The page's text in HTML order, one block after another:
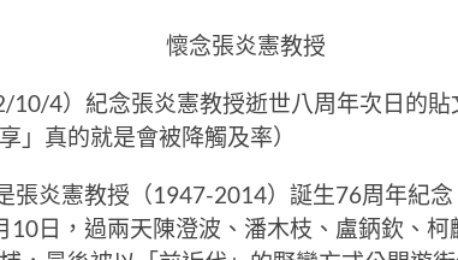
懷念張炎憲教授
10/4）紀念張炎憲教授逝世八周年次日的貼
」真的就是會被降觸及率）
張炎憲教授（1947-2014）誕生76周年紀
10日，過兩天陳澄波、潘木枝、盧鈵欽、柯